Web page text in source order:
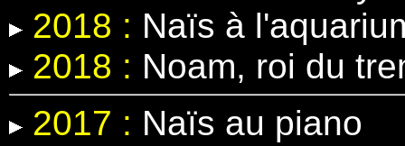
2018 : Naïs à
2018 : Noam, roi du
2017 : Naïs au piano